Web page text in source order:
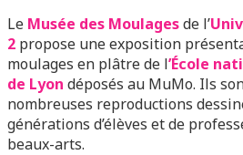
Le Musée des Moulagesde l’
2 propose une exposition
moulages en plâtre de l’École
de Lyon déposés au MuMo. Ils
nombreuses reproductions
générations d’élèves et de
beaux-arts.